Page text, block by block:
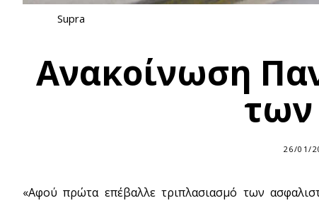
Supra
Ανακοίνωση
26/01/
«Αφού πρώτα επέβαλλε τριπλασιασμό των